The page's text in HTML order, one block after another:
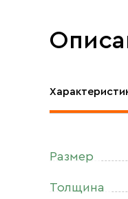
Размер
Толщина